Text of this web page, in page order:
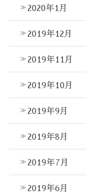
2020年1月
2019年12月
2019年11月
2019年10月
2019年9月
2019年8月
2019年7月
2019年6月